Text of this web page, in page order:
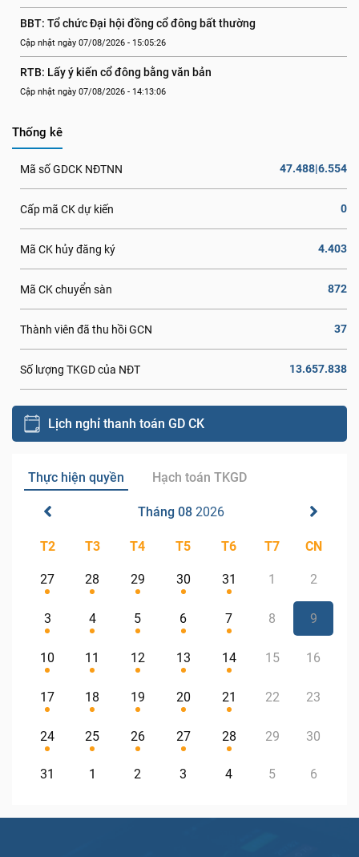
BBT: Tổ chức Đại hội đồng cổ đông bất thường
Cập nhật ngày 07/08/2026 - 15:05:26
RTB: Lấy ý kiến cổ đông bằng văn bản
Cập nhật ngày 07/08/2026 - 14:13:06
Thống kê
Mã số GDCK NĐTNN 47.488|6.554
Cấp mã CK dự kiến 0
Mã CK hủy đăng ký 4.403
Mã CK chuyển sàn 872
Thành viên đã thu hồi GCN 37
Số lượng TKGD của NĐT 13.657.838
Lịch nghỉ thanh toán GD CK
Thực hiện quyền Hạch toán TKGD
Tháng 08 2026
T2 T3 T4 T5 T6 T7 CN
27 28 29 30 31 1 2
3 4 5 6 7 8 9
10 11 12 13 14 15 16
17 18 19 20 21 22 23
24 25 26 27 28 29 30
31 1 2 3 4 5 6